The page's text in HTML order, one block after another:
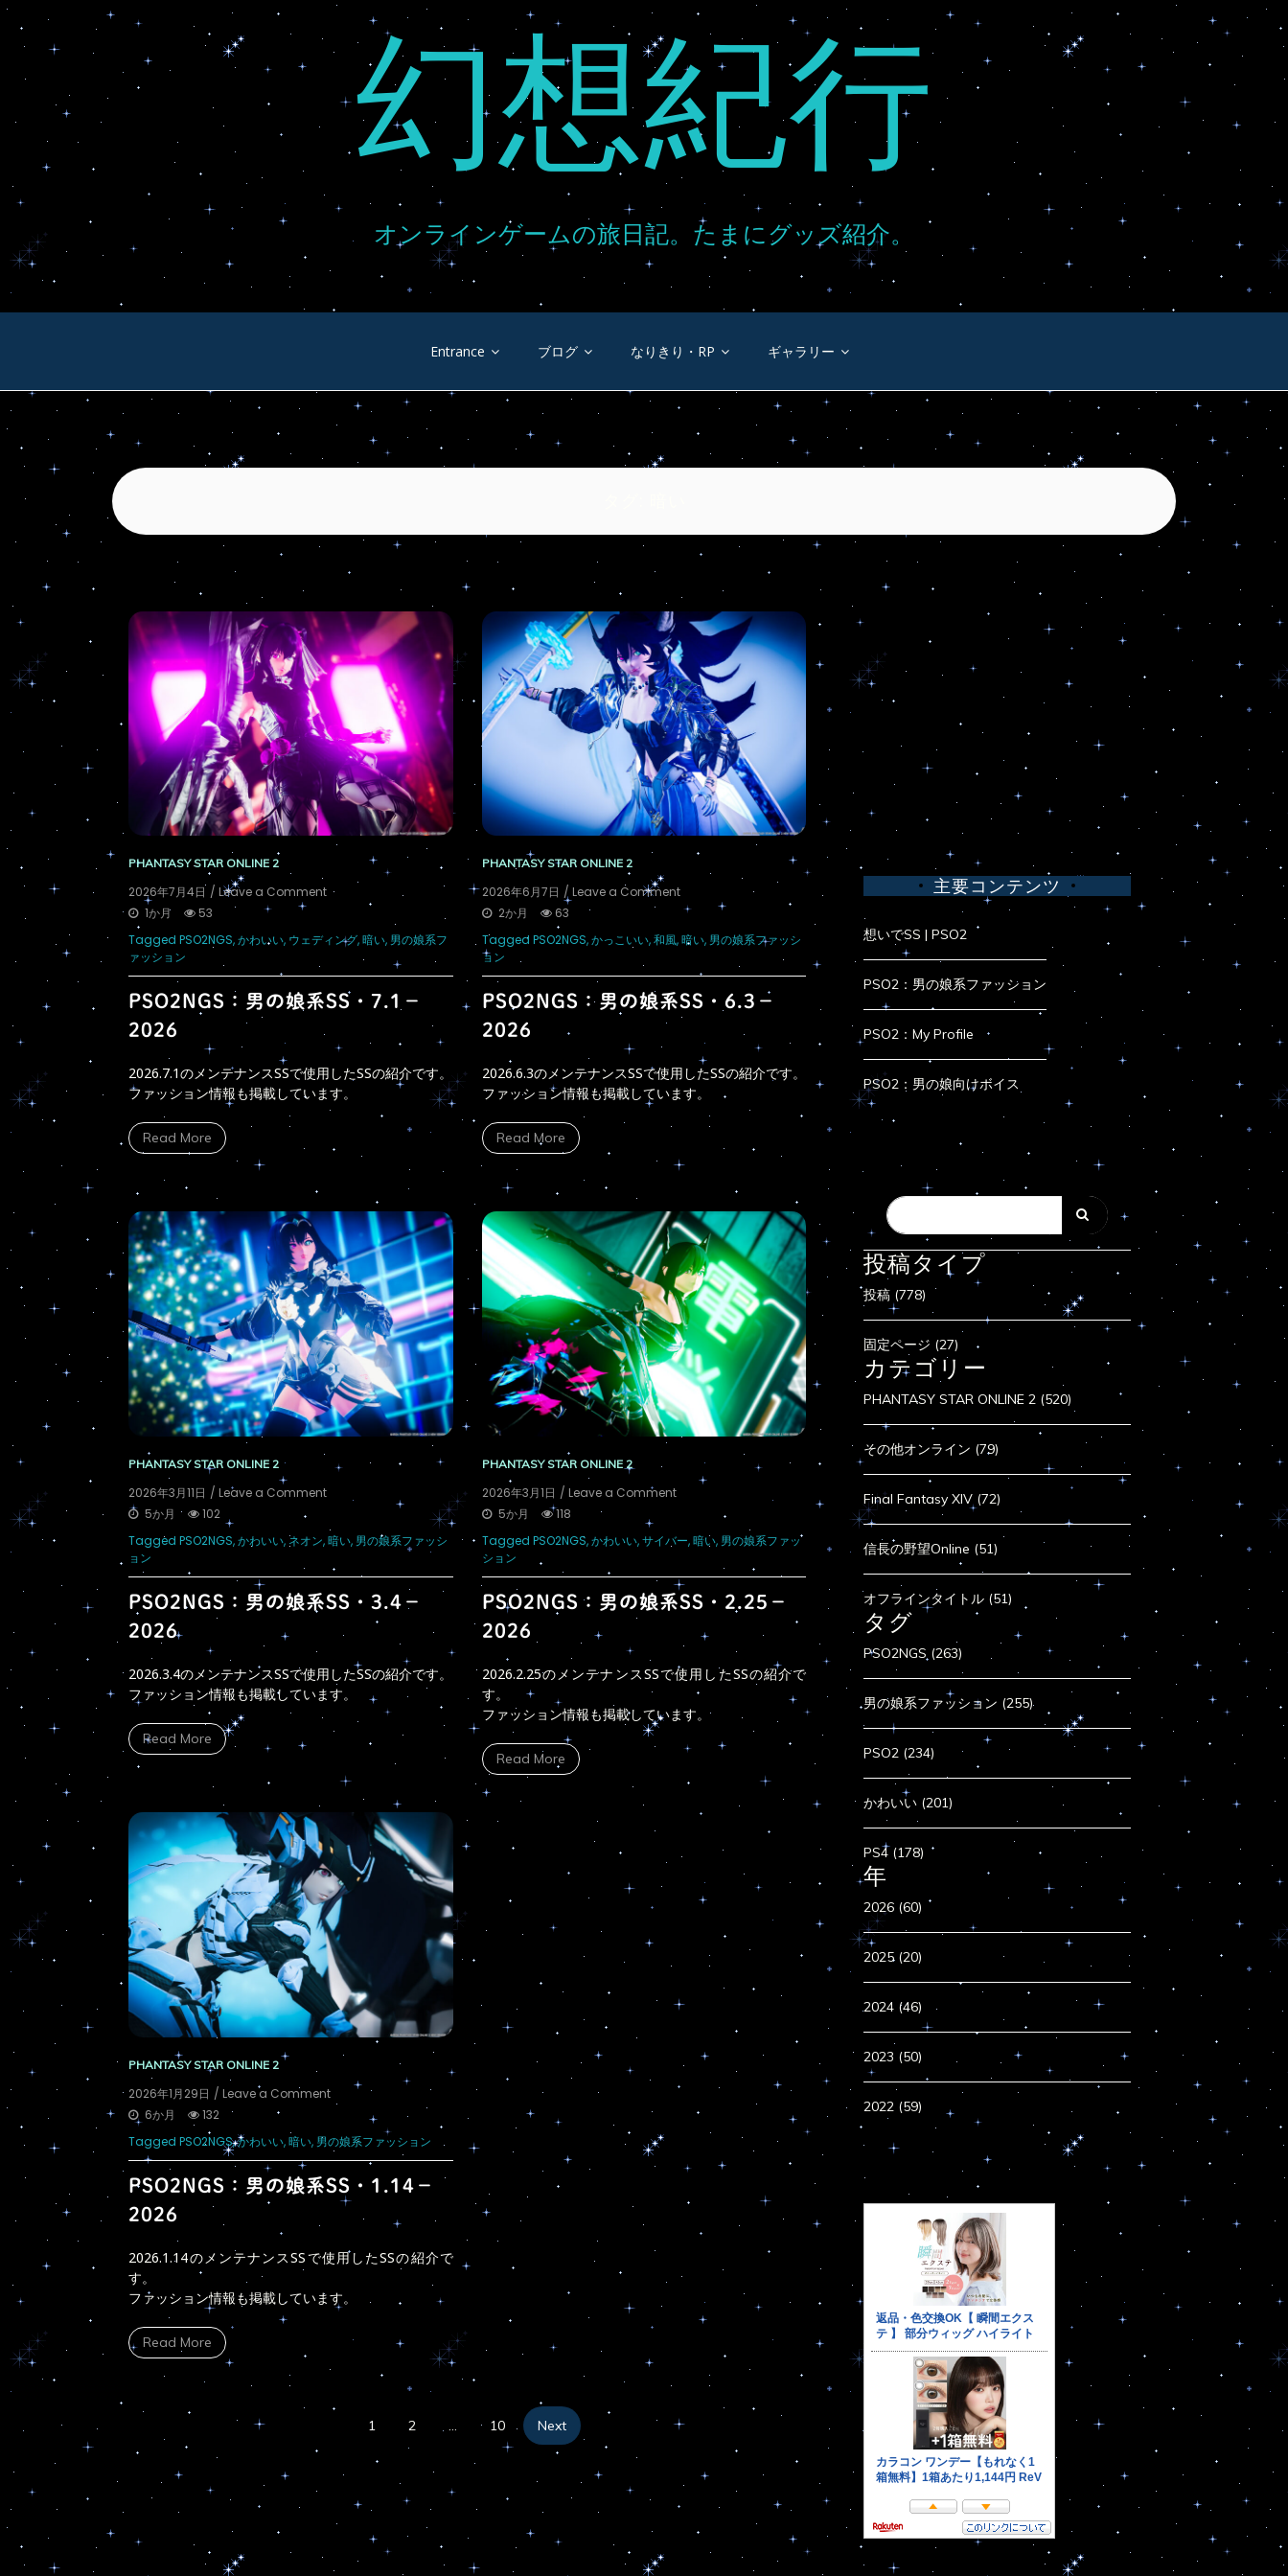
Skip
content
幻想紀行
オンラインゲームの旅日記。たまにグッズ紹介。
Entrance ブログ なりきり・RP ギャラリー
PHANTASY STAR ONLINE 2
2026年7月4日 / Leave a Commenton
PSO2NGS：
の
系
SS・
7.1
2026
1か月
53
TaggedPSO2NGS,かわいい, ウェディング,暗い,男の娘系フ
ァッション
PSO2NGS：男の娘系SS・7.1－
2026
2026.7.1のメンテナンスSSで使用したSSの紹介です。
ファッション情報も掲載しています。
Read More
PHANTASY STAR ONLINE 2
2026年6月7日 / Leave a Commenton
PSO2NGS：
の
系
SS・
6.3
2026
2か月
63
Tagged PSO2NGS,かっこいい,和風,暗い,男の娘系ファッシ
ョン
PSO2NGS：男の娘系SS・6.3－
2026
2026.6.3のメンテナンスSSで使用したSSの紹介です。
ファッション情報も掲載しています。
Read More
PHANTASY STAR ONLINE 2
2026年3月11日 / Leave a Commenton
男
の
系
SS・
3.4
5か月
102
TaggedPSO2NGS,かわいい, ネオン,暗い,男の娘系ファッシ
ョン
PSO2NGS：男の娘系SS・3.4－
2026
2026.3.4のメンテナンスSSで使用したSSの紹介です。
ファッション情報も掲載しています。
Read More
PHANTASY STAR ONLINE 2
2026年3月1日 / Leave a Commenton
の
系
SS・
2.25
2026
5か月
118
Tagged PSO2NGS,かわいい,サイバー,暗い,男の娘系ファッ
ション
PSO2NGS：男の娘系SS・2.25－
2026
2026.2.25のメンテナンスSSで使用したSSの紹介で
す。
ファッション情報も掲載しています。
Read More
PHANTASY STAR ONLINE 2
2026年1月29日 / Leave a Commenton
PSO2NGS：
の
娘
系
SS・
2026
6か月
132
TaggedPSO2NGS,かわいい,暗い, 男の娘系ファッション
PSO2NGS：男の娘系SS・1.14－
2026
2026.1.14のメンテナンスSSで使用したSSの紹介で
す。
ファッション情報も掲載しています。
Read More
投
稿
の
ペ
1 2 … 10 Next
主要コンテンツ
想いでSS | PSO2
PSO2：男の娘系ファッション
PSO2：My Profile
PSO2：男の娘向けボイス
投稿タイプ
投稿 (778)
固定ページ (27)
カテゴリー
PHANTASY STAR ONLINE 2 (520)
その他オンライン (79)
Final Fantasy XIV (72)
信長の野望Online (51)
オフラインタイトル (51)
タグ
PSO2NGS (263)
男の娘系ファッション (255)
PSO2 (234)
かわいい (201)
PS4 (178)
年
2026 (60)
2025 (20)
2024 (46)
2023 (50)
2022 (59)